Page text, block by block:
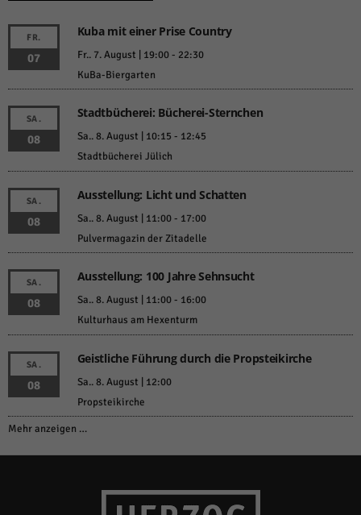
FR.
07
Kuba mit einer Prise Country
Fr.. 7. August | 19:00- 22:30
KuBa-Biergarten
SA.
08
Stadtbücherei: Bücherei-Sternchen
Sa.. 8. August | 10:15 - 12:45
Stadtbücherei Jülich
SA.
08
Ausstellung: Licht und Schatten
Sa.. 8. August | 11:00- 17:00
Pulvermagazin der Zitadelle
SA.
08
Ausstellung: 100 Jahre Sehnsucht
Sa.. 8. August | 11:00- 16:00
Kulturhaus am Hexenturm
SA.
08
Geistliche Führung durch die Propsteikirche
Sa.. 8. August | 12:00
Propsteikirche
Mehr anzeigen …